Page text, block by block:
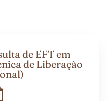
de EFT em
de Liberação